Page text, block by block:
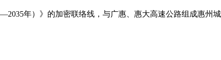
—2035年）》的加密联络线，与广惠、惠大高速公路组成惠州城